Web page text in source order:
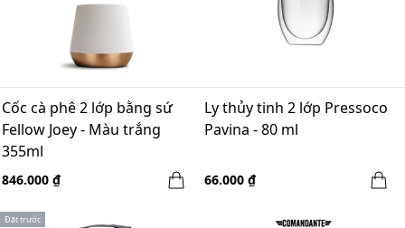
Cốc cà phê 2 lớp bằng sứ
Fellow Joey - Màu trắng
355ml
846.000 ₫
Ly thủy tinh 2 lớp Pressoco
Pavina - 80 ml
66.000 ₫
Đặt trước